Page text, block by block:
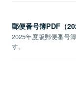
郵便番号簿PDF（
2025年度版郵便番号
す。